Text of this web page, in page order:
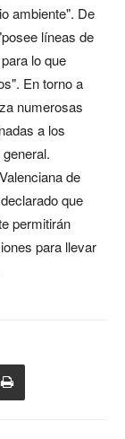
ambiente". De
líneas de
lo que
En torno a
numerosas
a los
de
que
permitirán
para llevar